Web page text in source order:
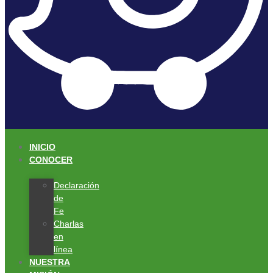
INICIO
CONOCER
Declaración
de
Fe
Charlas
en
línea
NUESTRA